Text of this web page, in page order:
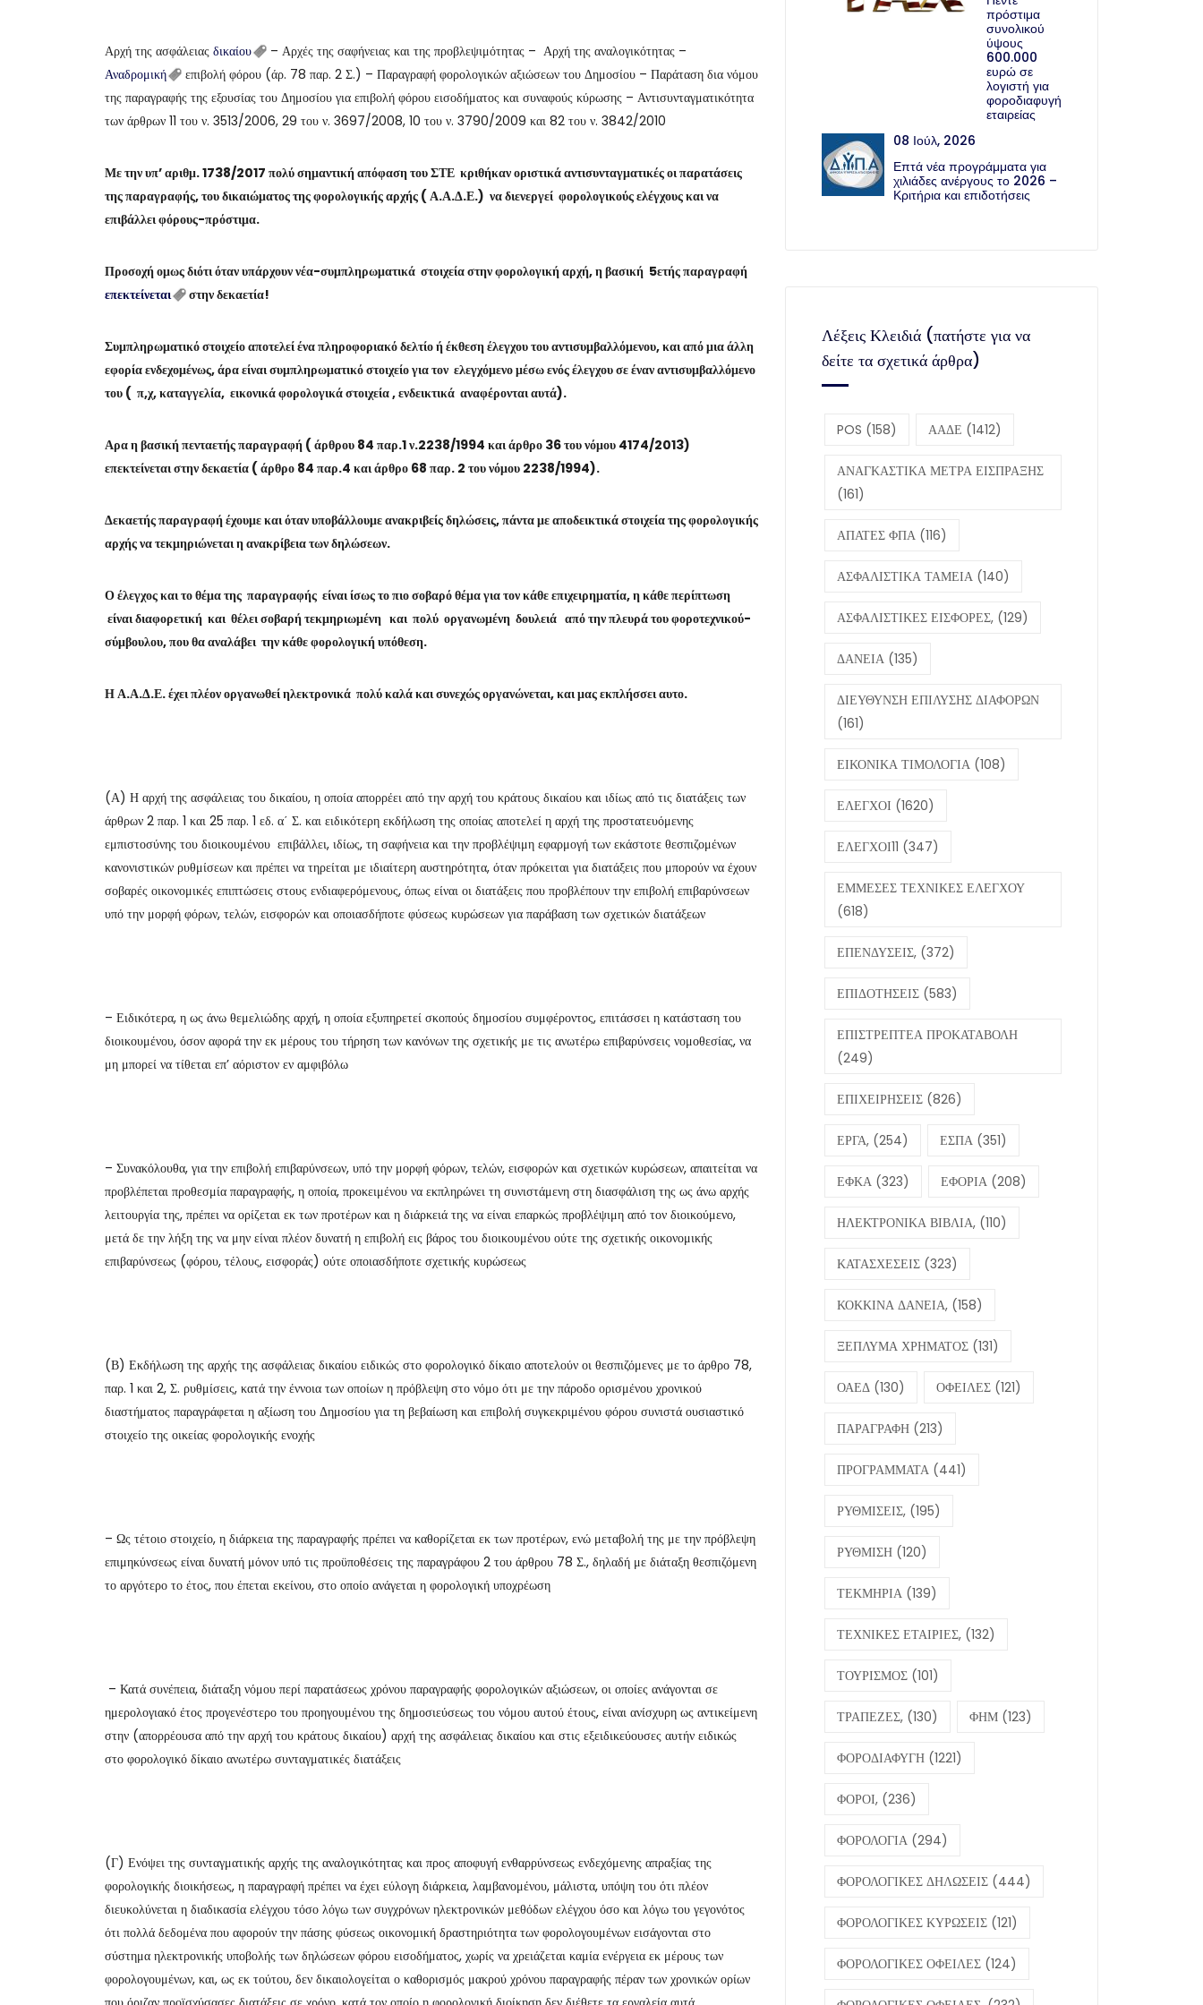
Αρχή της ασφάλειας δικαίου
– Αρχές της σαφήνειας και της προβλεψιμότητας – Αρχή της αναλογικότητας –
Αναδρομική
επιβολή φόρου (άρ. 78 παρ. 2 Σ.) – Παραγραφή φορολογικών αξιώσεων του Δημοσίου – Παράταση δια νόμου
της παραγραφής της εξουσίας του Δημοσίου για επιβολή φόρου εισοδήματος και συναφούς κύρωσης – Αντισυνταγματικότητα
των άρθρων 11 του ν. 3513/2006, 29 του ν. 3697/2008, 10 του ν. 3790/2009 και 82 του ν. 3842/2010
Με την υπ’ αριθμ. 1738/2017 πολύ σημαντική απόφαση του ΣΤΕ κριθήκαν οριστικά αντισυνταγματικές οι παρατάσεις
της παραγραφής, του δικαιώματος της φορολογικής αρχής ( Α.Α.Δ.Ε.) να διενεργεί φορολογικούς ελέγχους και να
επιβάλλει φόρους-πρόστιμα.
Προσοχή ομως διότι όταν υπάρχουν νέα-συμπληρωματικά στοιχεία στην φορολογική αρχή, η βασική 5ετής παραγραφή
επεκτείνεται
στην δεκαετία!
Συμπληρωματικό στοιχείο αποτελεί ένα πληροφοριακό δελτίο ή έκθεση έλεγχου του αντισυμβαλλόμενου, και από μια άλλη
εφορία ενδεχομένως, άρα είναι συμπληρωματικό στοιχείο για τον ελεγχόμενο μέσω ενός έλεγχου σε έναν αντισυμβαλλόμενο
του ( π,χ, καταγγελία, εικονικά φορολογικά στοιχεία , ενδεικτικά αναφέρονται αυτά).
Αρα η βασική πενταετής παραγραφή ( άρθρου 84 παρ.1 ν.2238/1994 και άρθρο 36 του νόμου 4174/2013)
επεκτείνεται στην δεκαετία ( άρθρο 84 παρ.4 και άρθρο 68 παρ. 2 του νόμου 2238/1994).
Δεκαετής παραγραφή έχουμε και όταν υποβάλλουμε ανακριβείς δηλώσεις, πάντα με αποδεικτικά στοιχεία της φορολογικής
αρχής να τεκμηριώνεται η ανακρίβεια των δηλώσεων.
Ο έλεγχος και το θέμα της παραγραφής είναι ίσως το πιο σοβαρό θέμα για τον κάθε επιχειρηματία, η κάθε περίπτωση
είναι διαφορετική και θέλει σοβαρή τεκμηριωμένη και πολύ οργανωμένη δουλειά από την πλευρά του φοροτεχνικού-
σύμβουλου, που θα αναλάβει την κάθε φορολογική υπόθεση.
Η Α.Α.Δ.Ε. έχει πλέον οργανωθεί ηλεκτρονικά πολύ καλά και συνεχώς οργανώνεται, και μας εκπλήσσει αυτο.
(Α) Η αρχή της ασφάλειας του δικαίου, η οποία απορρέει από την αρχή του κράτους δικαίου και ιδίως από τις διατάξεις των
άρθρων 2 παρ. 1 και 25 παρ. 1 εδ. α΄ Σ. και ειδικότερη εκδήλωση της οποίας αποτελεί η αρχή της προστατευόμενης
εμπιστοσύνης του διοικουμένου επιβάλλει, ιδίως, τη σαφήνεια και την προβλέψιμη εφαρμογή των εκάστοτε θεσπιζομένων
κανονιστικών ρυθμίσεων και πρέπει να τηρείται με ιδιαίτερη αυστηρότητα, όταν πρόκειται για διατάξεις που μπορούν να έχουν
σοβαρές οικονομικές επιπτώσεις στους ενδιαφερόμενους, όπως είναι οι διατάξεις που προβλέπουν την επιβολή επιβαρύνσεων
υπό την μορφή φόρων, τελών, εισφορών και οποιασδήποτε φύσεως κυρώσεων για παράβαση των σχετικών διατάξεων
– Ειδικότερα, η ως άνω θεμελιώδης αρχή, η οποία εξυπηρετεί σκοπούς δημοσίου συμφέροντος, επιτάσσει η κατάσταση του
διοικουμένου, όσον αφορά την εκ μέρους του τήρηση των κανόνων της σχετικής με τις ανωτέρω επιβαρύνσεις νομοθεσίας, να
μη μπορεί να τίθεται επ’ αόριστον εν αμφιβόλω
– Συνακόλουθα, για την επιβολή επιβαρύνσεων, υπό την μορφή φόρων, τελών, εισφορών και σχετικών κυρώσεων, απαιτείται να
προβλέπεται προθεσμία παραγραφής, η οποία, προκειμένου να εκπληρώνει τη συνιστάμενη στη διασφάλιση της ως άνω αρχής
λειτουργία της, πρέπει να ορίζεται εκ των προτέρων και η διάρκειά της να είναι επαρκώς προβλέψιμη από τον διοικούμενο,
μετά δε την λήξη της να μην είναι πλέον δυνατή η επιβολή εις βάρος του διοικουμένου ούτε της σχετικής οικονομικής
επιβαρύνσεως (φόρου, τέλους, εισφοράς) ούτε οποιασδήποτε σχετικής κυρώσεως
(Β) Εκδήλωση της αρχής της ασφάλειας δικαίου ειδικώς στο φορολογικό δίκαιο αποτελούν οι θεσπιζόμενες με το άρθρο 78,
παρ. 1 και 2, Σ. ρυθμίσεις, κατά την έννοια των οποίων η πρόβλεψη στο νόμο ότι με την πάροδο ορισμένου χρονικού
διαστήματος παραγράφεται η αξίωση του Δημοσίου για τη βεβαίωση και επιβολή συγκεκριμένου φόρου συνιστά ουσιαστικό
στοιχείο της οικείας φορολογικής ενοχής
– Ως τέτοιο στοιχείο, η διάρκεια της παραγραφής πρέπει να καθορίζεται εκ των προτέρων, ενώ μεταβολή της με την πρόβλεψη
επιμηκύνσεως είναι δυνατή μόνον υπό τις προϋποθέσεις της παραγράφου 2 του άρθρου 78 Σ., δηλαδή με διάταξη θεσπιζόμενη
το αργότερο το έτος, που έπεται εκείνου, στο οποίο ανάγεται η φορολογική υποχρέωση
– Κατά συνέπεια, διάταξη νόμου περί παρατάσεως χρόνου παραγραφής φορολογικών αξιώσεων, οι οποίες ανάγονται σε
ημερολογιακό έτος προγενέστερο του προηγουμένου της δημοσιεύσεως του νόμου αυτού έτους, είναι ανίσχυρη ως αντικείμενη
στην (απορρέουσα από την αρχή του κράτους δικαίου) αρχή της ασφάλειας δικαίου και στις εξειδικεύουσες αυτήν ειδικώς
στο φορολογικό δίκαιο ανωτέρω συνταγματικές διατάξεις
(Γ) Ενόψει της συνταγματικής αρχής της αναλογικότητας και προς αποφυγή ενθαρρύνσεως ενδεχόμενης απραξίας της
φορολογικής διοικήσεως, η παραγραφή πρέπει να έχει εύλογη διάρκεια, λαμβανομένου, μάλιστα, υπόψη του ότι πλέον
διευκολύνεται η διαδικασία ελέγχου τόσο λόγω των συγχρόνων ηλεκτρονικών μεθόδων ελέγχου όσο και λόγω του γεγονότος
ότι πολλά δεδομένα που αφορούν την πάσης φύσεως οικονομική δραστηριότητα των φορολογουμένων εισάγονται στο
σύστημα ηλεκτρονικής υποβολής των δηλώσεων φόρου εισοδήματος, χωρίς να χρειάζεται καμία ενέργεια εκ μέρους των
φορολογουμένων, και, ως εκ τούτου, δεν δικαιολογείται ο καθορισμός μακρού χρόνου παραγραφής πέραν των χρονικών ορίων
πρόστιμα
συνολικού
ύψους
600.000
ευρώ σε
λογιστή για
φοροδιαφυγή
εταιρείας
08 Ιούλ, 2026
Επτά νέα προγράμματα για
χιλιάδες ανέργους το 2026 –
Κριτήρια και επιδοτήσεις
Λέξεις Κλειδιά (πατήστε για να
δείτε τα σχετικά άρθρα)
POS (158) ΑΑΔΕ (1412)
ΑΝΑΓΚΑΣΤΙΚΑ ΜΕΤΡΑ ΕΙΣΠΡΑΞΗΣ
(161)
ΑΠΑΤΕΣ ΦΠΑ (116)
ΑΣΦΑΛΙΣΤΙΚΑ ΤΑΜΕΙΑ (140)
ΑΣΦΑΛΙΣΤΙΚΕΣ ΕΙΣΦΟΡΕΣ, (129)
ΔΑΝΕΙΑ (135)
ΔΙΕΥΘΥΝΣΗ ΕΠΙΛΥΣΗΣ ΔΙΑΦΟΡΩΝ
(161)
ΕΙΚΟΝΙΚΑ ΤΙΜΟΛΟΓΙΑ (108)
ΕΛΕΓΧΟΙ (1620)
ΕΛΕΓΧΟΙ11 (347)
ΕΜΜΕΣΕΣ ΤΕΧΝΙΚΕΣ ΕΛΕΓΧΟΥ
(618)
ΕΠΕΝΔΥΣΕΙΣ, (372)
ΕΠΙΔΟΤΗΣΕΙΣ (583)
ΕΠΙΣΤΡΕΠΤΕΑ ΠΡΟΚΑΤΑΒΟΛΗ
(249)
ΕΠΙΧΕΙΡΗΣΕΙΣ (826)
ΕΡΓΑ, (254) ΕΣΠΑ (351)
ΕΦΚΑ (323) ΕΦΟΡΙΑ (208)
ΗΛΕΚΤΡΟΝΙΚΑ ΒΙΒΛΙΑ, (110)
ΚΑΤΑΣΧΕΣΕΙΣ (323)
ΚΟΚΚΙΝΑ ΔΑΝΕΙΑ, (158)
ΞΕΠΛΥΜΑ ΧΡΗΜΑΤΟΣ (131)
ΟΑΕΔ (130) ΟΦΕΙΛΕΣ (121)
ΠΑΡΑΓΡΑΦΗ (213)
ΠΡΟΓΡΑΜΜΑΤΑ (441)
ΡΥΘΜΙΣΕΙΣ, (195)
ΡΥΘΜΙΣΗ (120)
ΤΕΚΜΗΡΙΑ (139)
ΤΕΧΝΙΚΕΣ ΕΤΑΙΡΙΕΣ, (132)
ΤΟΥΡΙΣΜΟΣ (101)
ΤΡΑΠΕΖΕΣ, (130) ΦΗΜ (123)
ΦΟΡΟΔΙΑΦΥΓΗ (1221)
ΦΟΡΟΙ, (236)
ΦΟΡΟΛΟΓΙΑ (294)
ΦΟΡΟΛΟΓΙΚΕΣ ΔΗΛΩΣΕΙΣ (444)
ΦΟΡΟΛΟΓΙΚΕΣ ΚΥΡΩΣΕΙΣ (121)
ΦΟΡΟΛΟΓΙΚΕΣ ΟΦΕΙΛΕΣ (124)